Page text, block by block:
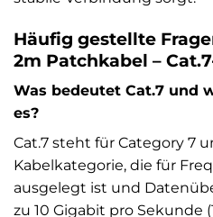
Häufig gestellte
2m Patchkabel –
Was bedeutet Cat.7 und
es?
Cat.7 steht für Category 7
Kabelkategorie, die für
ausgelegt ist und
zu 10 Gigabit pro Sekunde